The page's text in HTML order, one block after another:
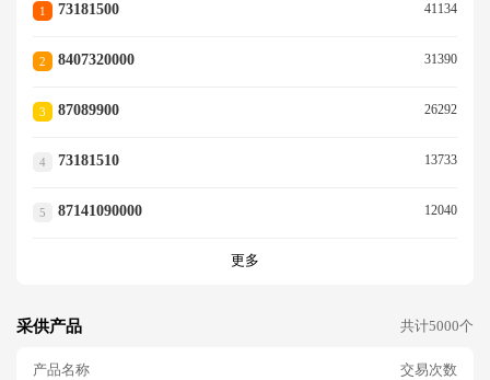
1 73181500 41134
2 8407320000 31390
3 87089900 26292
4 73181510 13733
5 87141090000 12040
更多
采供产品 共计5000个
产品名称 交易次数